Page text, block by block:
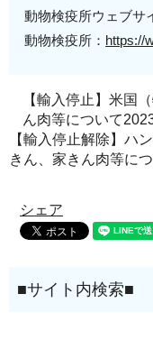
動物検疫所ウェブサ
動物検疫所： https://
【輸入停止】米国
ん肉等について
【輸入停止解除】ハ
きん、家きん肉等に
シェア